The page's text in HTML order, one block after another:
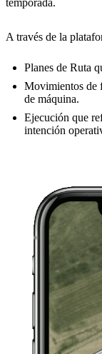
temporada.
A través de la
Planes de Ruta
Movimientos de
de máquina.
Ejecución que
intención